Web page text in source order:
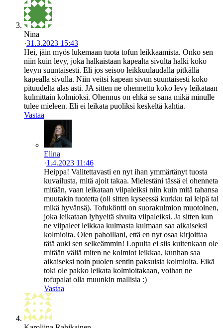
Nina
·31.3.2023 15:43
Hei, jäin myös lukemaan tuota tofun leikkaamista. Onko sen
niin kuin levy, joka halkaistaan kapealta sivulta halki koko
levyn suuntaisesti. Eli jos seisoo leikkuulaudalla pitkällä
kapealla sivulla. Niin veitsi kapean sivun suuntaisesti koko
pituudelta alas asti. JA sitten ne ohennettu koko levy leikataan
kulmittain kolmioksi. Ohennus on ehkä se sana mikä minulle
tulee mieleen. Eli ei leikata puoliksi keskeltä kahtia.
Vastaa
Elina
·1.4.2023 11:46
Heippa! Valitettavasti en nyt ihan ymmärtänyt tuosta
kuvailusta, mitä ajoit takaa. Mielestäni tässä ei ohenneta
mitään, vaan leikataan viipaleiksi niin kuin mitä tahansa
muutakin tuotetta (oli sitten kyseessä kurkku tai leipä tai
mikä hyvänsä). Tofuköntti on suorakulmion muotoinen,
joka leikataan lyhyeltä sivulta viipaleiksi. Ja sitten kun
ne viipaleet leikkaa kulmasta kulmaan saa aikaiseksi
kolmioita. Olen pahoillani, että en nyt osaa kirjoittaa
tätä auki sen selkeämmin! Lopulta ei siis kuitenkaan ole
mitään väliä miten ne kolmiot leikkaa, kunhan saa
aikaiseksi noin puolen sentin paksuisia kolmioita. Eikä
toki ole pakko leikata kolmioitakaan, voihan ne
tofupalat olla muunkin mallisia :)
Vastaa